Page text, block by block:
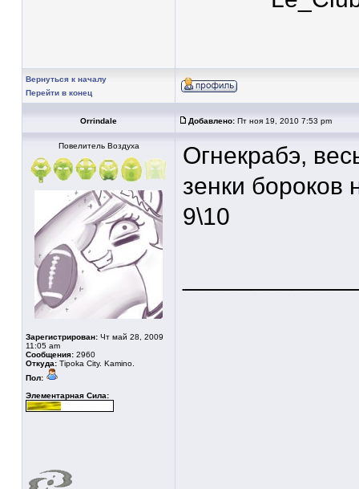
Вернуться к началу
Перейти в конец
Orrindale Добавлено: Пт ноя 19, 2010 7:53 pm
Повелитель Воздуха
Зарегистрирован: Чт май 28, 2009
11:05 am
Сообщения: 2960
Откуда: Tipoka City. Kamino.
Пол:
Элементарная Сила:
Огнекрабэ,
зенки бороков
9\10